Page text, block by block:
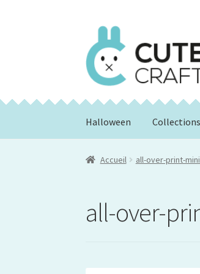
Aller
à
la
navigation
Aller
au
contenu
Halloween Collections
Accueil all-over-print-
all-over-